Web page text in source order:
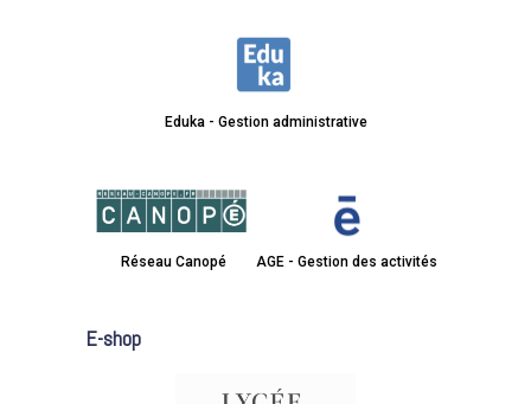
Eduka - Gestion administrative
Réseau Canopé AGE - Gestion des activités
E-shop